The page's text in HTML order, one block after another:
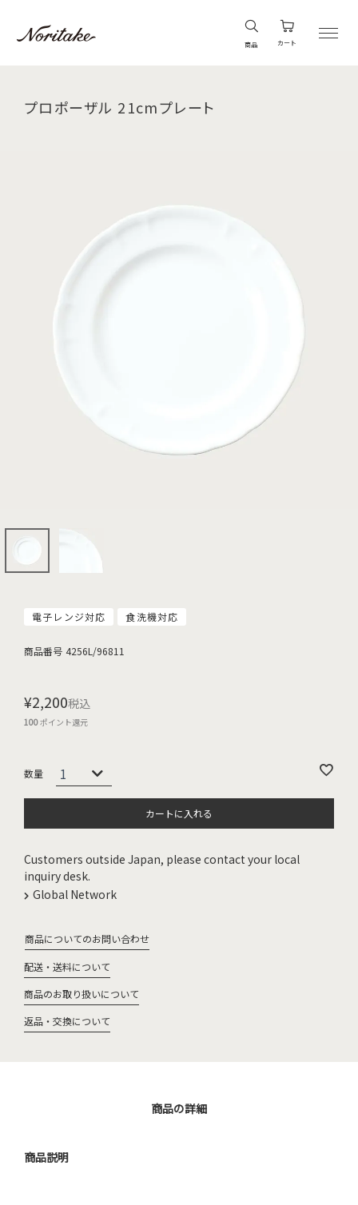
商品 カート
プロポーザル 21cmプレート
電子レンジ対応 食洗機対応
商品番号 4256L/96811
¥2,200税込
100ポイント還元
カートに入れる
Customers outside Japan, please contact your local
inquiry desk.
Global Network
商品についてのお問い合わせ
配送・送料について
商品のお取り扱いについて
返品・交換について
商品の詳細
商品説明